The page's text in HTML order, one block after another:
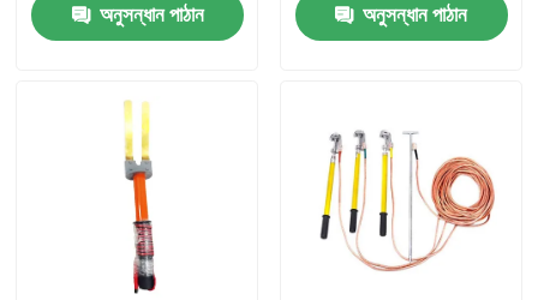
অনুসন্ধান পাঠান
অনুসন্ধান পাঠান